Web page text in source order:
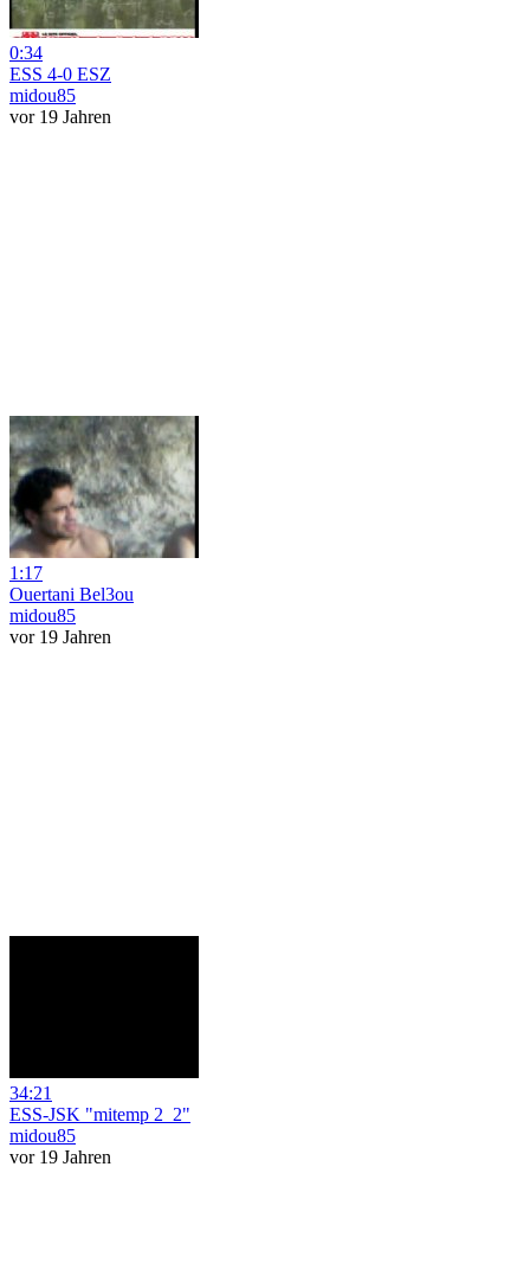
0:34
ESS 4-0 ESZ
midou85
vor 19 Jahren
1:17
Ouertani Bel3ou
midou85
vor 19 Jahren
34:21
ESS-JSK "mitemp 2_2"
midou85
vor 19 Jahren